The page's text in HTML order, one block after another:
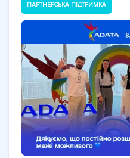
ПАРТНЕРСЬКА ПІДТРИМКА